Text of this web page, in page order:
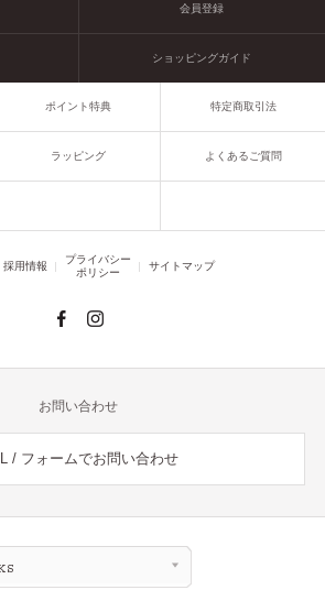
会員登録
ショッピングガイド
ポイント特典 特定商取引法
ラッピング よくあるご質問
採用情報
プライバシー
ポリシー
サイトマップ
お問い合わせ
/ フォームでお問い合わせ